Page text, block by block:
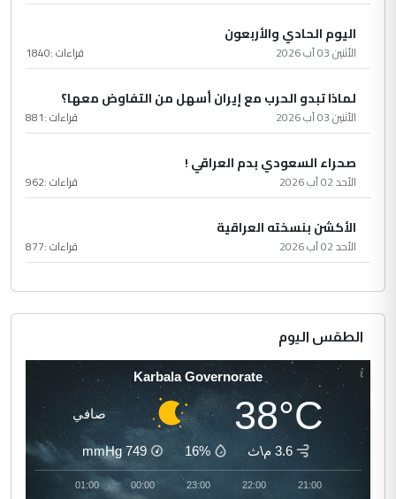
اليوم الحادي والأربعون
الأثنين 03 آب 2026 قراءات :1840
لماذا تبدو الحرب مع إيران أسهل من التفاوض معها؟
الأثنين 03 آب 2026 قراءات :881
صحراء السعودي بدم العراقي !
الأحد 02 آب 2026 قراءات :962
الأكشن بنسخته العراقية
الأحد 02 آب 2026 قراءات :877
الطقس اليوم
Karbala Governorate
38°C صافي
3.6 م\ث 16%
749
mmHg
21:00
22:00
23:00
00:00
01:00